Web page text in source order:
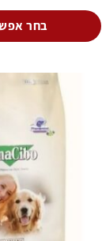
⁦₪239.00⁩
בחר